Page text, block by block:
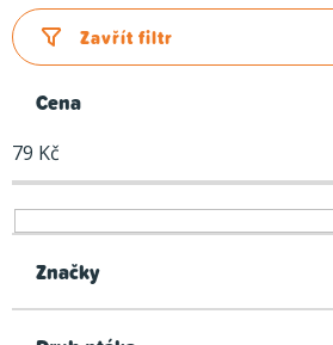
z
e
í
p
r
o
u
Zavřít filtr
Cena
79 Kč
Značky